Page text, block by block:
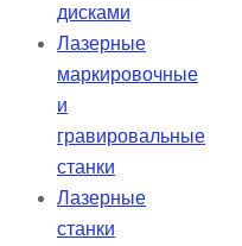
дисками
Лазерные
маркировочные
и
гравировальные
станки
Лазерные
станки